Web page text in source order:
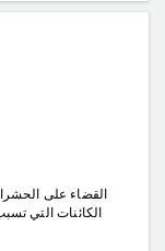
الكائنات التي